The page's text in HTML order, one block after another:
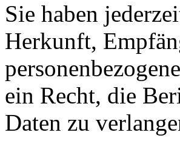
Sie haben
Herkunft,
ein Recht, die
Daten zu